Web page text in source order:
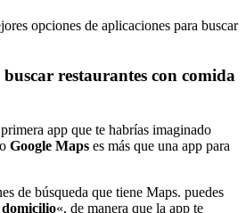
opciones de aplicaciones para buscar
restaurantes con comida
app que te habrías imaginado
Google Maps es más que una app para
de búsqueda que tiene Maps. puedes
«, de manera que la app te